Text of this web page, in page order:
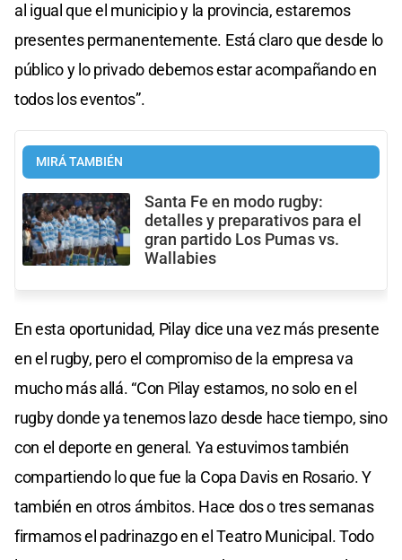
al igual que el municipio y la provincia, estaremos
presentes permanentemente. Está claro que desde lo
público y lo privado debemos estar acompañando en
todos los eventos”.
MIRÁ TAMBIÉN
Santa Fe en modo rugby:
detalles y preparativos para el
gran partido Los Pumas vs.
Wallabies
En esta oportunidad, Pilay dice una vez más presente
en el rugby, pero el compromiso de la empresa va
mucho más allá. “Con Pilay estamos, no solo en el
rugby donde ya tenemos lazo desde hace tiempo, sino
con el deporte en general. Ya estuvimos también
compartiendo lo que fue la Copa Davis en Rosario. Y
también en otros ámbitos. Hace dos o tres semanas
firmamos el padrinazgo en el Teatro Municipal. Todo